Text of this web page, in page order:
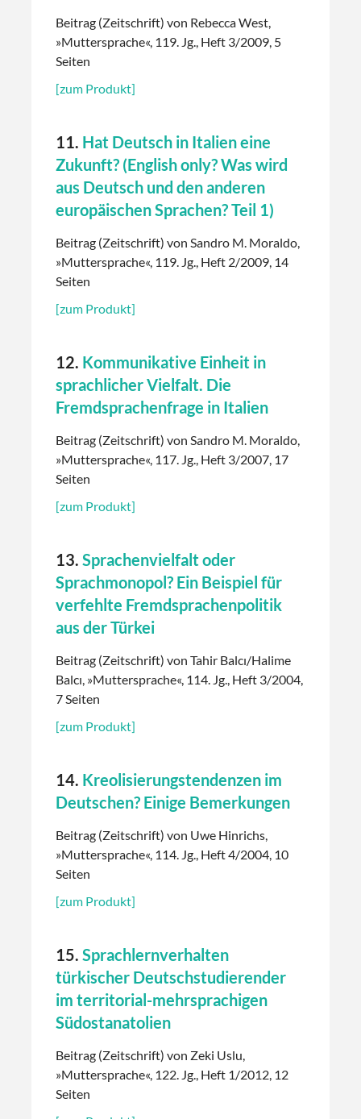
Beitrag (Zeitschrift) von Rebecca West,
»Muttersprache«, 119. Jg., Heft 3/2009, 5
Seiten
[zum Produkt]
11. Hat Deutsch in Italien eine
Zukunft? (English only? Was wird
aus Deutsch und den anderen
europäischen Sprachen? Teil 1)
Beitrag (Zeitschrift) von Sandro M. Moraldo,
»Muttersprache«, 119. Jg., Heft 2/2009, 14
Seiten
[zum Produkt]
12. Kommunikative Einheit in
sprachlicher Vielfalt. Die
Fremdsprachenfrage in Italien
Beitrag (Zeitschrift) von Sandro M. Moraldo,
»Muttersprache«, 117. Jg., Heft 3/2007, 17
Seiten
[zum Produkt]
13. Sprachenvielfalt oder
Sprachmonopol? Ein Beispiel für
verfehlte Fremdsprachenpolitik
aus der Türkei
Beitrag (Zeitschrift) von Tahir Balcı/Halime
Balcı, »Muttersprache«, 114. Jg., Heft 3/2004,
7 Seiten
[zum Produkt]
14. Kreolisierungstendenzen im
Deutschen? Einige Bemerkungen
Beitrag (Zeitschrift) von Uwe Hinrichs,
»Muttersprache«, 114. Jg., Heft 4/2004, 10
Seiten
[zum Produkt]
15. Sprachlernverhalten
türkischer Deutschstudierender
im territorial-mehrsprachigen
Südostanatolien
Beitrag (Zeitschrift) von Zeki Uslu,
»Muttersprache«, 122. Jg., Heft 1/2012, 12
Seiten